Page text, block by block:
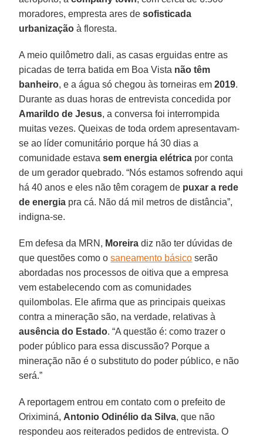
moradores, empresta ares desofisticada
urbanização à floresta.
A meio quilômetro dali, as casas erguidas entre as
picadas de terra batida em Boa Vista não têm
banheiro, e a água só chegou às torneiras em2019.
Durante as duas horas de entrevista concedida por
Amarildo de Jesus, a conversa foi interrompida
muitas vezes. Queixas de toda ordem apresentavam-
se ao líder comunitário porque há 30 dias a
comunidade estavasem energia elétrica por conta
de um gerador quebrado. “Nós estamos sofrendo aqui
há 40 anos e eles não têm coragem de puxar a rede
de energia pra cá. Não dá mil metros de distância”,
indigna-se.
Em defesa da MRN, Moreira diz não ter dúvidas de
que questões como osaneamento básico serão
abordadas nos processos de oitiva que a empresa
vem estabelecendo com as comunidades
quilombolas. Ele afirma que as principais queixas
contra a mineração são, na verdade, relativas à
ausência do Estado. “A questão é: como trazer o
poder público para essa discussão? Porque a
mineração não é o substituto do poder público, e não
será.”
A reportagem entrou em contato com o prefeito de
Oriximiná, Antonio Odinélio da Silva, que não
respondeu aos reiterados pedidos de entrevista. O